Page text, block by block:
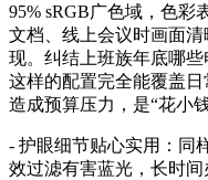
95% sRGB广色域，色彩
文档、线上会议时画面
现。纠结上班族年底哪些
这样的配置完全能覆盖
造成预算压力，是“花小
- 护眼细节贴心实用：同
效过滤有害蓝光，长时